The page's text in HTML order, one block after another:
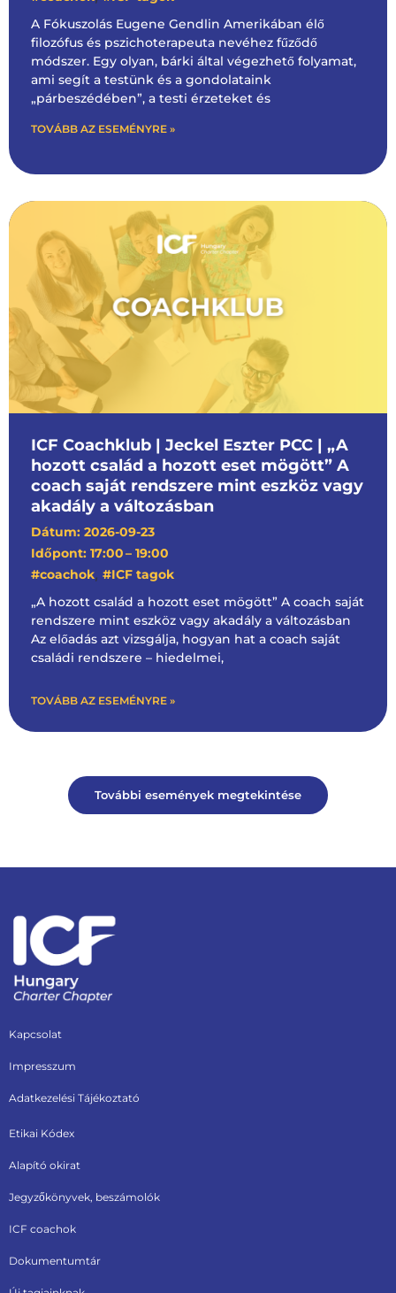
A Fókuszolás Eugene Gendlin Amerikában élő
filozófus és pszichoterapeuta nevéhez fűződő
módszer. Egy olyan, bárki által végezhető folyamat,
ami segít a testünk és a gondolataink
„párbeszédében”, a testi érzeteket és
TOVÁBB AZ ESEMÉNYRE »
ICF Coachklub | Jeckel Eszter PCC | „A
hozott család a hozott eset mögött” A
coach saját rendszere mint eszköz vagy
akadály a változásban
Dátum: 2026-09-23
Időpont: 17:00– 19:00
#coachok, #ICF tagok
„A hozott család a hozott eset mögött” A coach saját
rendszere mint eszköz vagy akadály a változásban
Az előadás azt vizsgálja, hogyan hat a coach saját
családi rendszere – hiedelmei,
TOVÁBB AZ ESEMÉNYRE »
További események megtekintése
Kapcsolat
Impresszum
Adatkezelési Tájékoztató
Etikai Kódex
Alapító okirat
Jegyzőkönyvek, beszámolók
ICF coachok
Dokumentumtár